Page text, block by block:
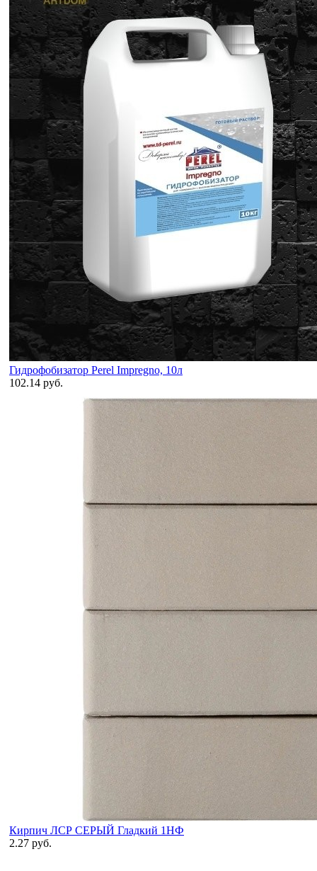
Гидрофобизатор Perel Impregno, 10л
102.14 руб.
Кирпич ЛСР СЕРЫЙ Гладкий 1НФ
2.27 руб.